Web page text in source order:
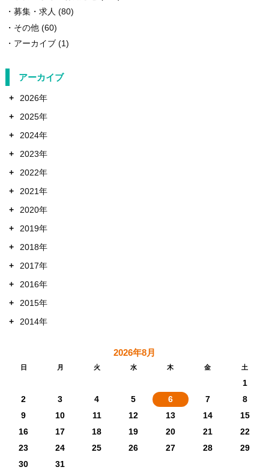
募集・求人 (80)
その他(60)
アーカイブ(1)
アーカイブ
+
2026年
+
2025年
+
2024年
+
2023年
+
2022年
+
2021年
+
2020年
+
2019年
+
2018年
+
2017年
+
2016年
+
2015年
+
2014年
2026年8月
日 月 火 水 木 金 土
1
2
3 4 5 6 7
8
9
10 11 12 13 14
15
16
17 18 19 20 21
22
23
24 25 26 27 28
29
30
31